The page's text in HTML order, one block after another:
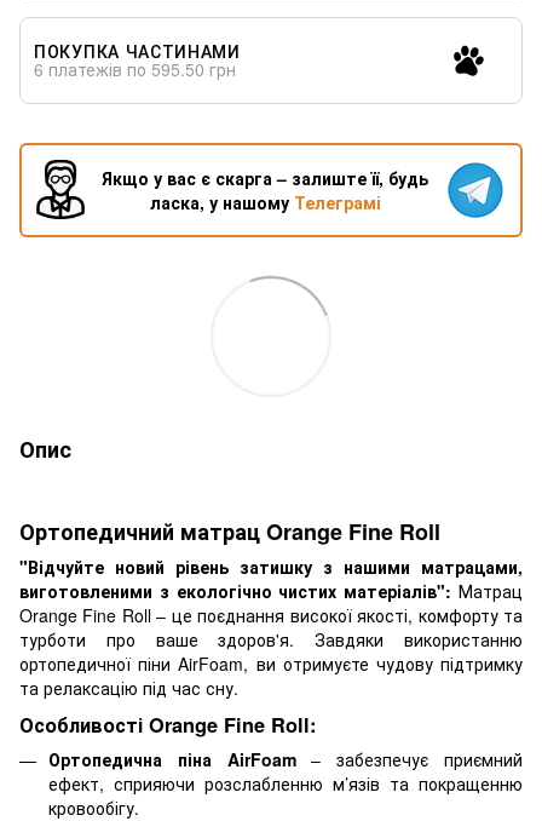
ПОКУПКА ЧАСТИНАМИ
6 платежів по 595.50 грн
Якщо у вас є скарга – залиште її, будь
ласка, у нашому Телеграмі
Опис
Ортопедичний матрац Orange Fine Roll
"Відчуйте новий рівень затишку з нашими матрацами,
виготовленими з екологічно чистих матеріалів": Матрац
Orange Fine Roll – це поєднання високої якості, комфорту та
турботи про ваше здоров'я. Завдяки використанню
ортопедичної піни AirFoam, ви отримуєте чудову підтримку
та релаксацію під час сну.
Особливості Orange Fine Roll:
Ортопедична піна AirFoam– забезпечує приємний
ефект, сприяючи розслабленню м’язів та покращенню
кровообігу.